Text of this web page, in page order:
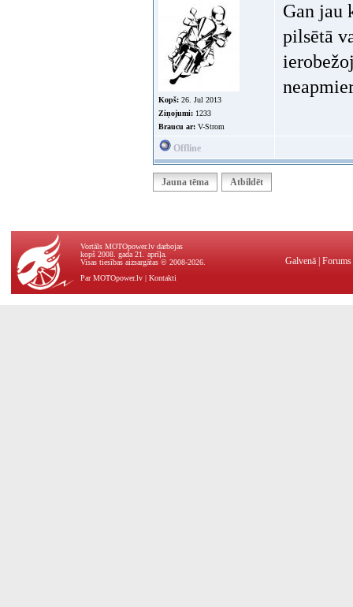
Kopš: 26. Jul 2013
Ziņojumi: 1233
Braucu ar: V-Strom
Gan jau
pilsētā
Offline
Jauna tēma Atbildēt
Vortāls MOTOpower.lv darbojas
kopš 2008. gada 21. aprīļa.
Visas tiesības aizsargātas © 2008-2026.
Par MOTOpower.lv | Kontakti
Galvenā Forums